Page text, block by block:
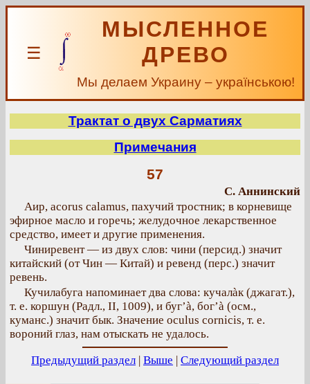
☰
МЫСЛЕННОЕ
ДРЕВО
Мы делаем Украину – українською!
Трактат о двух Сарматиях
Примечания
57
С. Аннинский
Аир, acorus calamus, пахучий тростник; в корневище
эфирное масло и горечь; желудочное лекарственное
средство, имеет и другие применения.
Чиниревент — из двух слов: чини (персид.) значит
китайский (от Чин — Китай) и peвeнд (перс.) значит
ревень.
Кучилабуга напоминает два слова: кучалàк (джагат.),
т. е. коршун (Радл., II, 1009), и буг’à, бог’à (осм.,
куманс.) значит бык. Значение oculus cornicis, т. е.
вороний глаз, нам отыскать не удалось.
Предыдущий раздел | Выше | Следующий раздел